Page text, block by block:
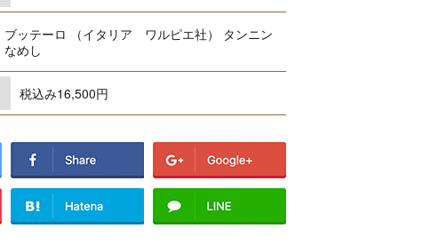
ブッテーロ （イタリア ワルピエ社） タンニン
なめし
税込み16,500円